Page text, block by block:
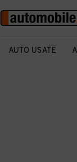
AUTO USATE